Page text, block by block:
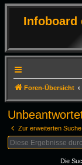
Infoboard
Foren-Übersicht
Zur erweiterten Suche
Die